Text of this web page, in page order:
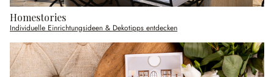
Homestories
Individuelle Einrichtungsideen & Dekotipps entdecken